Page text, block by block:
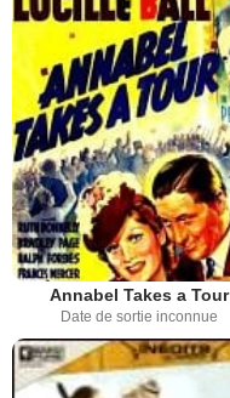
Annabel Takes a Tour
Date de sortie inconnue